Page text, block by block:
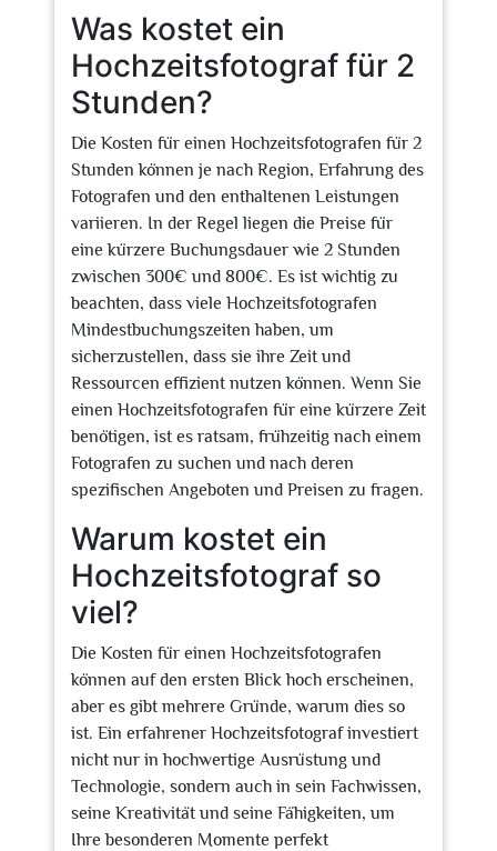
Was kostet ein
Hochzeitsfotograf für 2
Stunden?
Die Kosten für einen Hochzeitsfotografen für 2
Stunden können je nach Region, Erfahrung des
Fotografen und den enthaltenen Leistungen
variieren. In der Regel liegen die Preise für
eine kürzere Buchungsdauer wie 2 Stunden
zwischen 300€ und 800€. Es ist wichtig zu
beachten, dass viele Hochzeitsfotografen
Mindestbuchungszeiten haben, um
sicherzustellen, dass sie ihre Zeit und
Ressourcen effizient nutzen können. Wenn Sie
einen Hochzeitsfotografen für eine kürzere Zeit
benötigen, ist es ratsam, frühzeitig nach einem
Fotografen zu suchen und nach deren
spezifischen Angeboten und Preisen zu fragen.
Warum kostet ein
Hochzeitsfotograf so
viel?
Die Kosten für einen Hochzeitsfotografen
können auf den ersten Blick hoch erscheinen,
aber es gibt mehrere Gründe, warum dies so
ist. Ein erfahrener Hochzeitsfotograf investiert
nicht nur in hochwertige Ausrüstung und
Technologie, sondern auch in sein Fachwissen,
seine Kreativität und seine Fähigkeiten, um
Ihre besonderen Momente perfekt